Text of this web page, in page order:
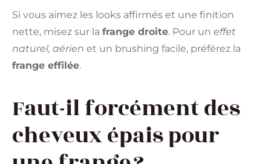
Si vous aimez les looks affirmés et une finition
nette, misez sur la frange droite. Pour un effet
naturel, aérien et un brushing facile, préférez la
frange effilée.
Faut-il forcément des
cheveux épais pour